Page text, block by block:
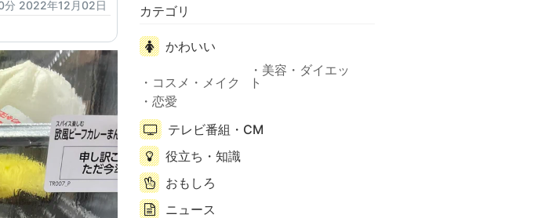
分 2022年12月02日 カテゴリ
かわいい
コスメ・メイク
美容・ダイエッ
ト
恋愛
テレビ番組・CM
役立ち・知識
おもしろ
ニュース